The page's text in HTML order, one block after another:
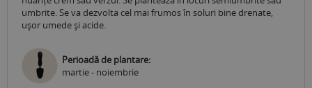
umbrite. Se va dezvolta cel mai frumos în soluri bine drenate,
ușor umede și acide.
Perioadă de plantare:
martie - noiembrie